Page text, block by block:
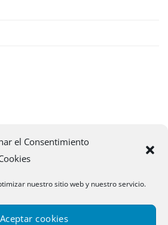
el Consentimiento
nuestro sitio web y nuestro servicio.
Aceptar cookies
518